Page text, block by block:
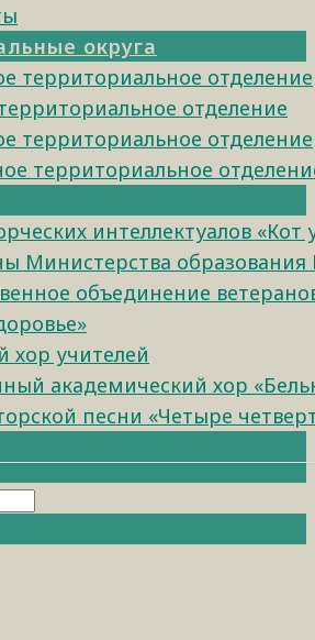
округа
территориальное отделение
отделение
территориальное отделение
территориальное
интеллектуалов «Кот
Министерства образования
объединение
хор учителей
академический хор
песни «Четыре